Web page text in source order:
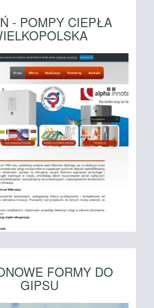
- POMPY CIEPŁA
FORMY DO
GIPSU